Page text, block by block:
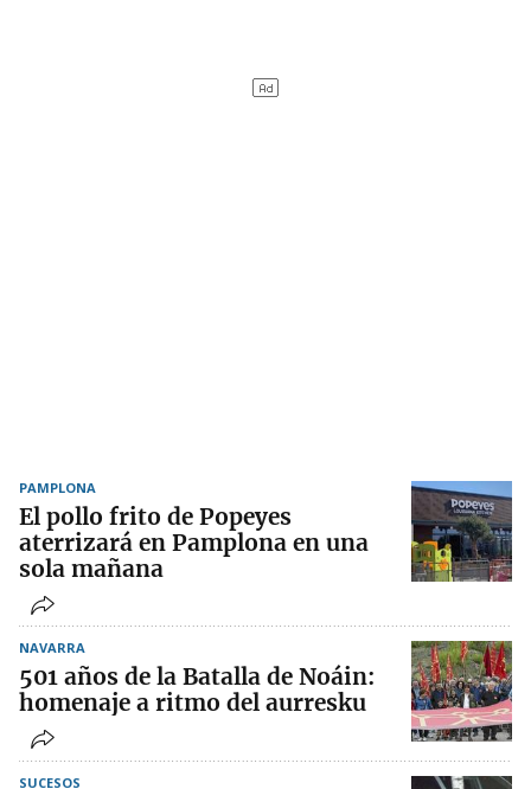
PAMPLONA
El pollo frito de Popeyes
aterrizará en Pamplona en una
sola mañana
NAVARRA
501 años de la Batalla de Noáin:
homenaje a ritmo del aurresku
SUCESOS